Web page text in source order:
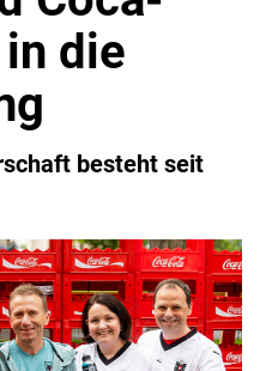
die
besteht seit